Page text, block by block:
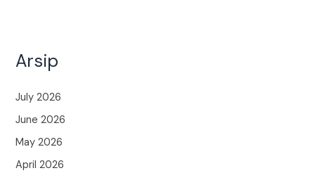
Arsip
July 2026
June 2026
May 2026
April 2026